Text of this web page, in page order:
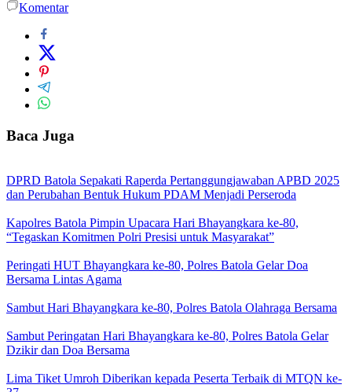
Komentar
Baca Juga
DPRD Batola Sepakati Raperda Pertanggungjawaban APBD 2025
dan Perubahan Bentuk Hukum PDAM Menjadi Perseroda
Kapolres Batola Pimpin Upacara Hari Bhayangkara ke-80,
“Tegaskan Komitmen Polri Presisi untuk Masyarakat”
Peringati HUT Bhayangkara ke-80, Polres Batola Gelar Doa
Bersama Lintas Agama
Sambut Hari Bhayangkara ke-80, Polres Batola Olahraga Bersama
Sambut Peringatan Hari Bhayangkara ke-80, Polres Batola Gelar
Dzikir dan Doa Bersama
Lima Tiket Umroh Diberikan kepada Peserta Terbaik di MTQN ke-